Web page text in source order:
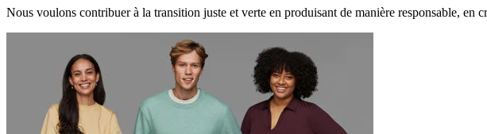
Nous voulons contribuer à la transition juste et verte en produisant de manière responsable,